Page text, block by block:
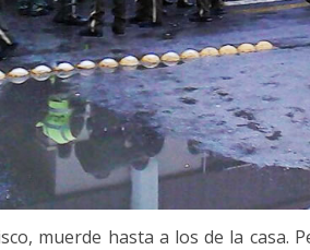
muerde hasta a los de la casa.